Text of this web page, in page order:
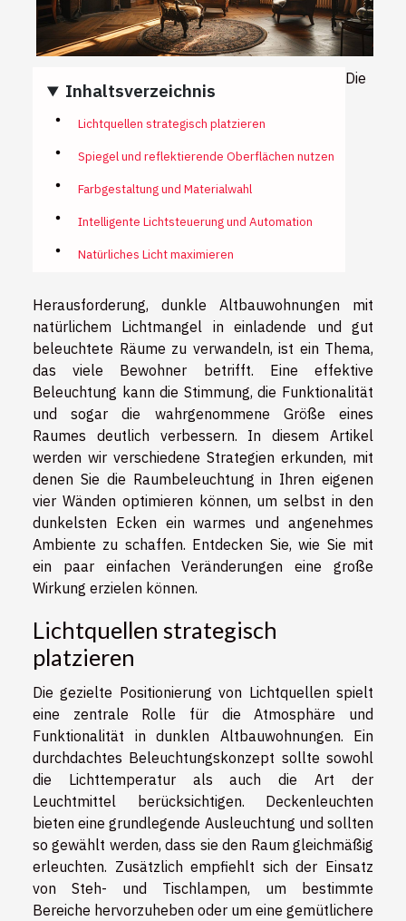
Inhaltsverzeichnis
Lichtquellen strategisch platzieren
Spiegel und reflektierende Oberflächen nutzen
Farbgestaltung und Materialwahl
Intelligente Lichtsteuerung und Automation
Natürliches Licht maximieren
Die
Herausforderung, dunkle Altbauwohnungen mit
natürlichem Lichtmangel in einladende und gut
beleuchtete Räume zu verwandeln, ist ein Thema,
das viele Bewohner betrifft. Eine effektive
Beleuchtung kann die Stimmung, die Funktionalität
und sogar die wahrgenommene Größe eines
Raumes deutlich verbessern. In diesem Artikel
werden wir verschiedene Strategien erkunden, mit
denen Sie die Raumbeleuchtung in Ihren eigenen
vier Wänden optimieren können, um selbst in den
dunkelsten Ecken ein warmes und angenehmes
Ambiente zu schaffen. Entdecken Sie, wie Sie mit
ein paar einfachen Veränderungen eine große
Wirkung erzielen können.
Lichtquellen strategisch
platzieren
Die gezielte Positionierung von Lichtquellen spielt
eine zentrale Rolle für die Atmosphäre und
Funktionalität in dunklen Altbauwohnungen. Ein
durchdachtes Beleuchtungskonzept sollte sowohl
die Lichttemperatur als auch die Art der
Leuchtmittel berücksichtigen. Deckenleuchten
bieten eine grundlegende Ausleuchtung und sollten
so gewählt werden, dass sie den Raum gleichmäßig
erleuchten. Zusätzlich empfiehlt sich der Einsatz
von Steh- und Tischlampen, um bestimmte
Bereiche hervorzuheben oder um eine gemütlichere